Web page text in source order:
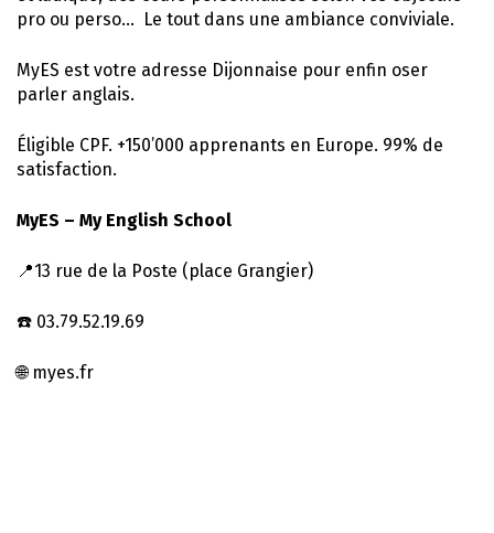
pro ou perso… Le tout dans une ambiance conviviale.
MyES est votre adresse Dijonnaise pour enfin oser
parler anglais.
Éligible CPF. +150’000 apprenants en Europe. 99% de
satisfaction.
MyES – My English School
📍13 rue de la Poste (place Grangier)
☎️ 03.79.52.19.69
🌐 myes.fr